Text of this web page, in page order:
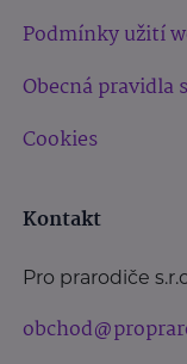
Podmínky užití
Obecná pravidla
Cookies
Kontakt
Pro prarodiče